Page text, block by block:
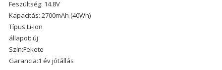
ből,
értékelés
alapján
Feszültség: 14.8V
Kapacitás: 2700mAh (40Wh)
Típus:Li-ion
állapot: új
Szín:Fekete
Garancia:1 év jótállás